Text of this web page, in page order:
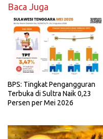
Baca Juga
BPS: Tingkat Pengangguran
Terbuka di Sultra Naik 0,23
Persen per Mei 2026